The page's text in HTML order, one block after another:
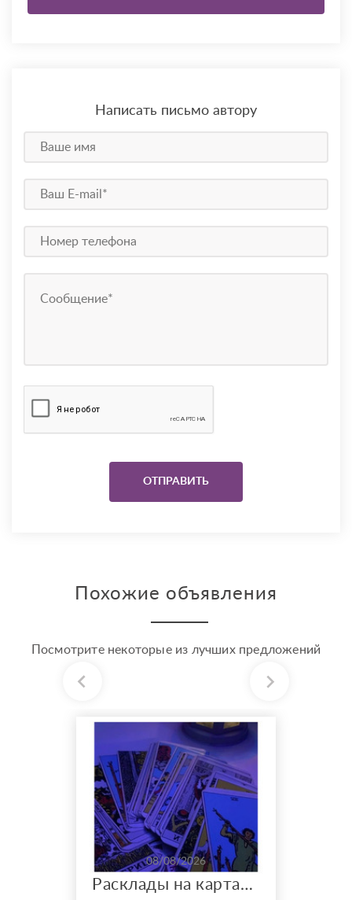
Написать письмо автору
Похожие объявления
Посмотрите некоторые из лучших предложений
08/08/2026
Расклады на картах Таро. Таролог онлайн.